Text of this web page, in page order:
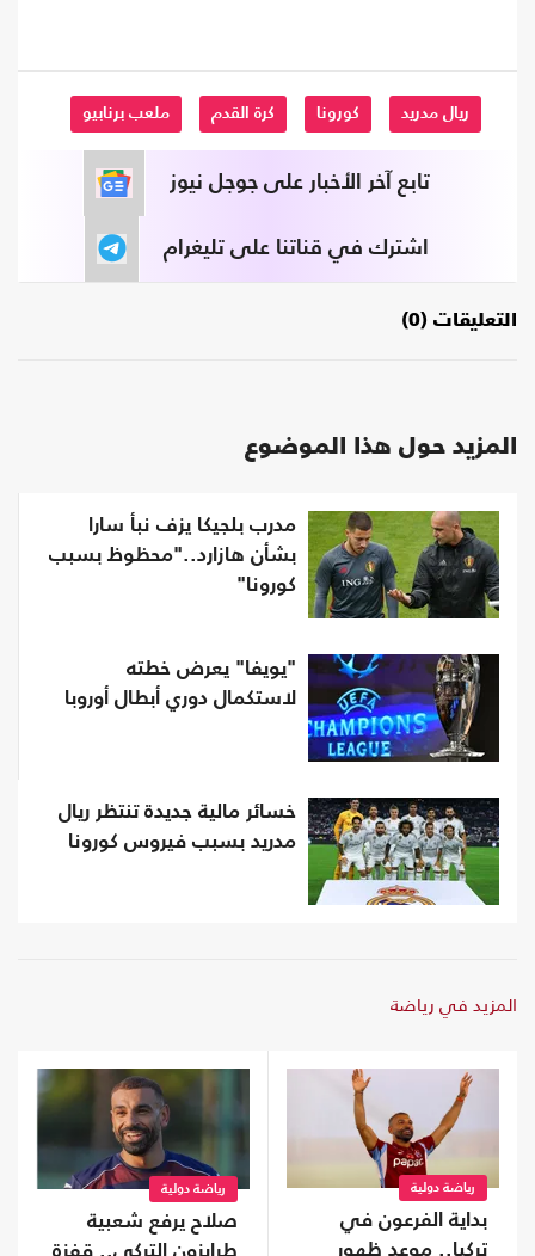
ريال مدريد كورونا كرة القدم ملعب برنابيو
تابع آخر الأخبار على جوجل نيوز
اشترك في قناتنا على تليغرام
التعليقات (0)
المزيد حول هذا الموضوع
مدرب بلجيكا يزف نبأ سارا
بشأن هازارد.."محظوظ بسبب
كورونا"
"يويفا" يعرض خطته
لاستكمال دوري أبطال أوروبا
خسائر مالية جديدة تنتظر ريال
مدريد بسبب فيروس كورونا
المزيد في رياضة
رياضة دولية
بداية الفرعون في
تركيا.. موعد ظهور
رياضة دولية
صلاح يرفع شعبية
طرابزون التركي.. قفزة